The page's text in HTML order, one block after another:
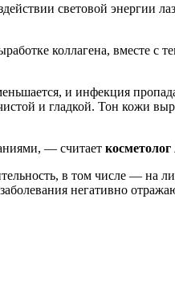
световой энергии
коллагена, вместе с
и инфекция
и гладкой. Тон кожи
— считает
в том числе — на
негативно